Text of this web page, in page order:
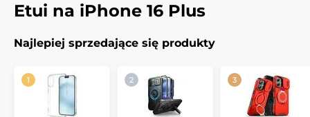
Etui na iPhone 16 Plus
Najlepiej sprzedające się produkty